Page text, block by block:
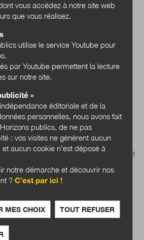
états : trois regards sur la
région honoraire, Jérôme Gutton,
mission interministérielle aux
Boulay, Stéphane Menu
aux origines lointaines
il y aurait un préfet. Le mot
mots ont été aussi
à un homme et...
: vestige ou levier d’avenir ?
vous accédez à notre site web
que vous réalisez.
utilise le service Youtube pour
par Youtube permettent la lecture
sur notre site.
»
éditoriale et de la
personnelles, nous avons fait
publics, de ne pas
: vos visites ne génèrent aucun
aucun cookie n’est déposé à
notre démarche et découvrir nos
?C’est par ici !
MES CHOIX TOUT REFUSER